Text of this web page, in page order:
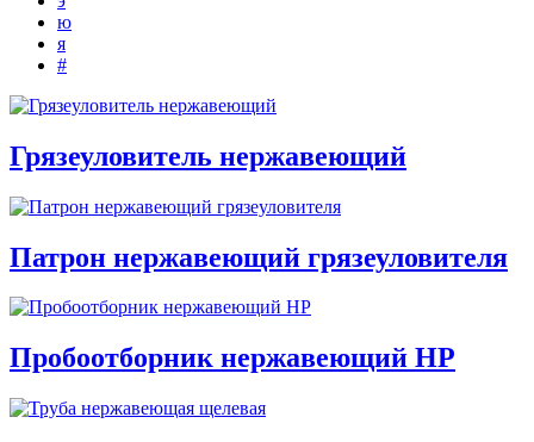
ю
я
#
Грязеуловитель нержавеющий
Патрон нержавеющий грязеуловителя
Пробоотборник нержавеющий НР